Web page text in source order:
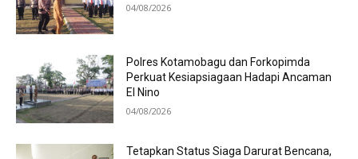
04/08/2026
Polres Kotamobagu dan Forkopimda
Perkuat Kesiapsiagaan Hadapi Ancaman
El Nino
04/08/2026
Tetapkan Status Siaga Darurat Bencana,